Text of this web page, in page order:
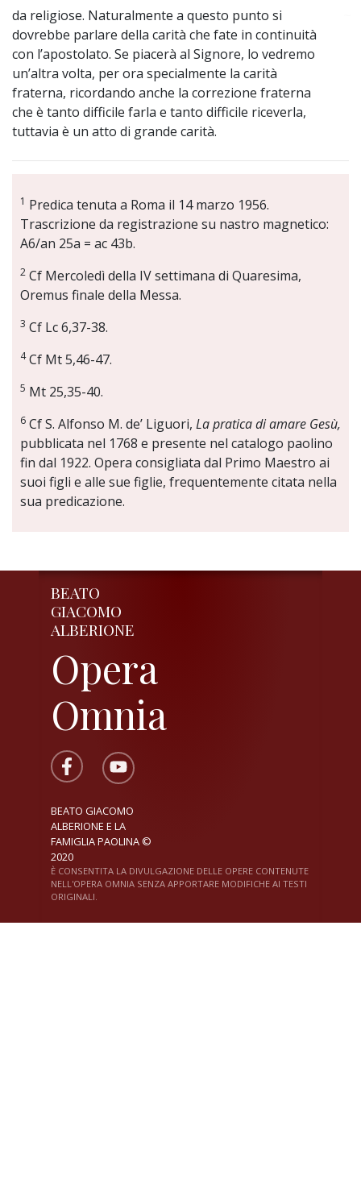
da religiose. Naturalmente a questo punto si
dovrebbe parlare della carità che fate in continuità
con l’apostolato. Se piacerà al Signore, lo vedremo
un’altra volta, per ora specialmente la carità
fraterna, ricordando anche la correzione fraterna
che è tanto difficile farla e tanto difficile riceverla,
tuttavia è un atto di grande carità.
1 Predica tenuta a Roma il 14 marzo 1956.
Trascrizione da registrazione su nastro magnetico:
A6/an 25a = ac 43b.
2 Cf Mercoledì della IV settimana di Quaresima,
Oremus finale della Messa.
3 Cf Lc 6,37-38.
4Cf Mt 5,46-47.
5 Mt 25,35-40.
6 Cf S. Alfonso M. de’ Liguori, La pratica di amare Gesù,
pubblicata nel 1768 e presente nel catalogo paolino
fin dal 1922. Opera consigliata dal Primo Maestro ai
suoi figli e alle sue figlie, frequentemente citata nella
sua predicazione.
BEATO
GIACOMO
ALBERIONE
Opera
Omnia
BEATO GIACOMO
ALBERIONE E LA
FAMIGLIA PAOLINA ©
2020
È CONSENTITA LA DIVULGAZIONE DELLE OPERE CONTENUTE
NELL'OPERA OMNIA SENZA APPORTARE MODIFICHE AI TESTI
ORIGINALI.